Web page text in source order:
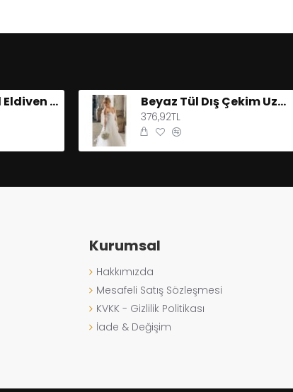
Beyaz Uzun Tül Eldiven Parmaksız Abiye Eldiveni Kostüm Aksesuar Beyaz Tül Dış Çekim Uzun Gelinlik Eldiveni
376,92TL
Kurumsal
Hakkımızda
Mesafeli Satış Sözleşmesi
KVKK - Gizlilik Politikası
İade & Değişim